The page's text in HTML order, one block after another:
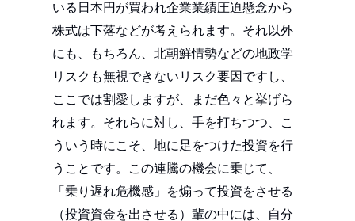
いる日本円が買われ企業業績圧迫懸念から
株式は下落などが考えられます。それ以外
にも、もちろん、北朝鮮情勢などの地政学
リスクも無視できないリスク要因ですし、
ここでは割愛しますが、まだ色々と挙げら
れます。それらに対し、手を打ちつつ、こ
ういう時にこそ、地に足をつけた投資を行
うことです。この連騰の機会に乗じて、
「乗り遅れ危機感」を煽って投資をさせる
（投資資金を出させる）輩の中には、自分